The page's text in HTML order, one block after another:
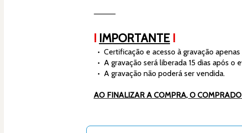
⸻
! IMPORTANTE !
•  Certificação e acesso à gravação
•  A gravação será liberada 15 dias após
•  A gravação não poderá ser vendida.
AO FINALIZAR A COMPRA, O